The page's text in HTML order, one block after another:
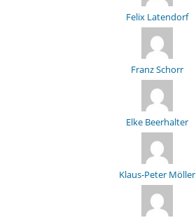
Felix Latendorf
Franz Schorr
Elke Beerhalter
Klaus-Peter Möller